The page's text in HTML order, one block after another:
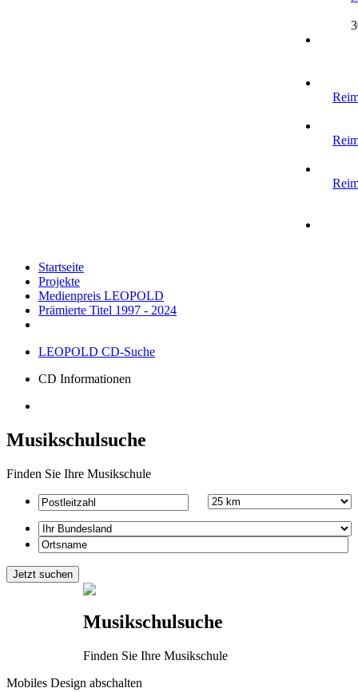
Startseite
Projekte
Medienpreis LEOPOLD
Prämierte Titel 1997 - 2024
LEOPOLD CD-Suche
CD Informationen
Musikschulsuche
Finden Sie Ihre Musikschule
Musikschulsuche
Finden Sie Ihre Musikschule
Mobiles Design abschalten